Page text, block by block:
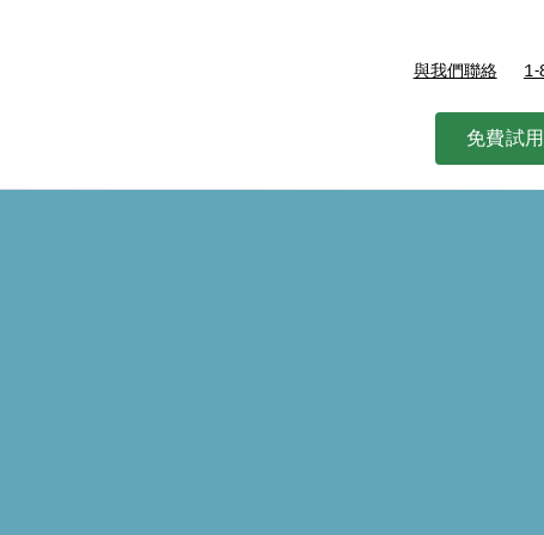
與我們聯絡
免費試用